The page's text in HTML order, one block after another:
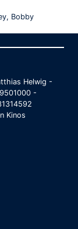
Bobby
Helwig -
-
Kinos